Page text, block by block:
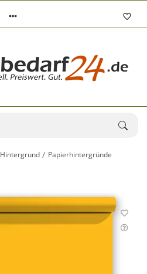
Hintergrund
Papierhintergründe